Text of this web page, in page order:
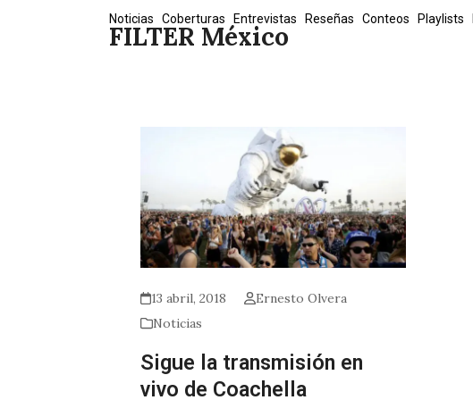
FILTER México
Noticias Coberturas Entrevistas Reseñas Conteos Playlists
13 abril, 2018
Ernesto Olvera
Noticias
Sigue la transmisión en
vivo de Coachella